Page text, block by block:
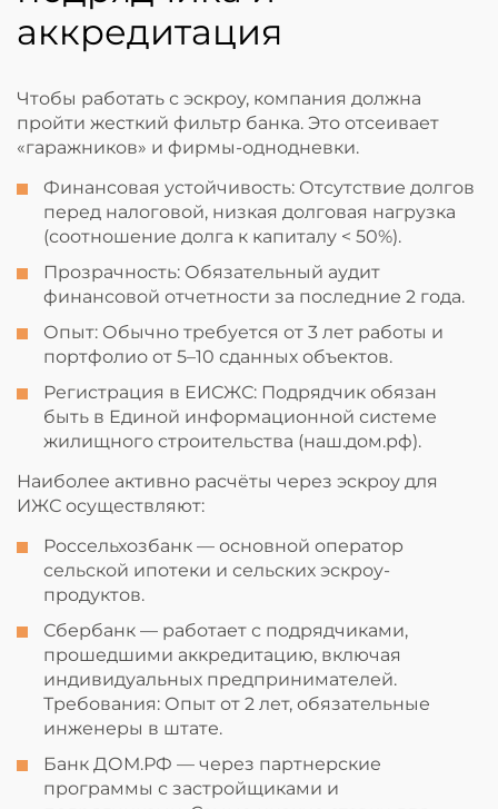
аккредитация
Чтобы работать с эскроу, компания должна
пройти жесткий фильтр банка. Это отсеивает
«гаражников» и фирмы-однодневки.
Финансовая устойчивость: Отсутствие долгов
перед налоговой, низкая долговая нагрузка
(соотношение долга к капиталу < 50%).
Прозрачность: Обязательный аудит
финансовой отчетности за последние 2 года.
Опыт: Обычно требуется от 3 лет работы и
портфолио от 5–10 сданных объектов.
Регистрация в ЕИСЖС: Подрядчик обязан
быть в Единой информационной системе
жилищного строительства (наш.дом.рф).
Наиболее активно расчёты через эскроу для
ИЖС осуществляют:
Россельхозбанк — основной оператор
сельской ипотеки и сельских эскроу-
продуктов.
Сбербанк — работает с подрядчиками,
прошедшими аккредитацию, включая
индивидуальных предпринимателей.
Требования: Опыт от 2 лет, обязательные
инженеры в штате.
Банк ДОМ.РФ — через партнерские
программы с застройщиками и